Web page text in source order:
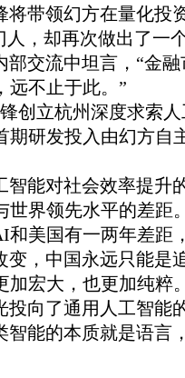
将带领幻方在量化投
人，却再次做出了一
部交流中坦言，“金
远不止于此。”
创立杭州深度求索
首期研发投入由幻方
智能对社会效率提升
界领先水平的差距。
和美国有一两年差距
，中国永远只能是
加宏大，也更加纯
向了通用人工智能
智能的本质就是语言